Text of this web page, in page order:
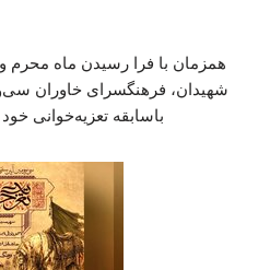
همزمان با فرا رسیدن ماه محرم و
شهیدان، فرهنگسرای خاوران
باسابقه تعزیه‌خوانی